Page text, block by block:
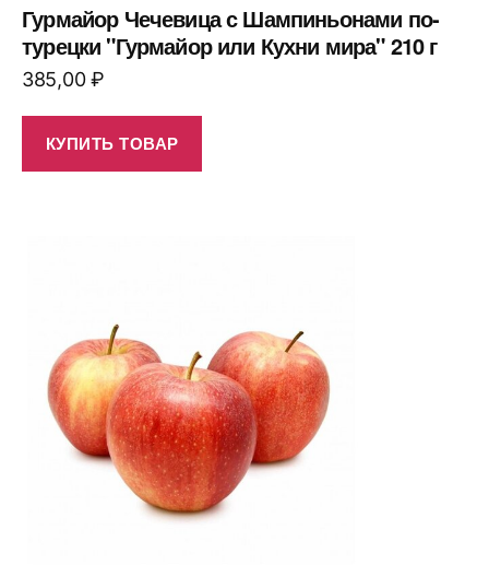
Гурмайор Чечевица с Шампиньонами по-
турецки "Гурмайор или Кухни мира" 210 г
385,00₽
КУПИТЬ ТОВАР